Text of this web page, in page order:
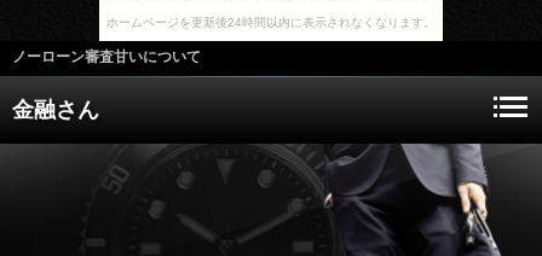
ホームページを更新後24時間以内に表示されなくなります。
ノーローン審査甘いについて
金融さん